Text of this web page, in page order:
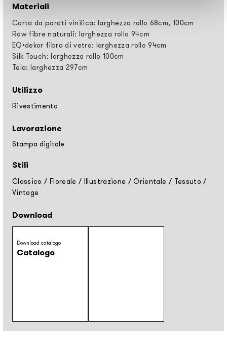
Materiali
Carta da parati vinilica: larghezza rollo 68cm, 100cm
Raw fibre naturali: larghezza rollo 94cm
EQ•dekor fibra di vetro: larghezza rollo 94cm
Silk Touch: larghezza rollo 100cm
Tela: larghezza 297cm
Utilizzo
Rivestimento
Lavorazione
Stampa digitale
Stili
Classico / Floreale / Illustrazione /Orientale / Tessuto /
Vintage
Download
Download catalogo
Catalogo